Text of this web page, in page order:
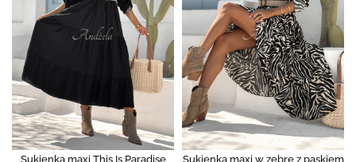
Sukienka maxi This Is Paradise
Sukienka maxi w zebrę z paskiem